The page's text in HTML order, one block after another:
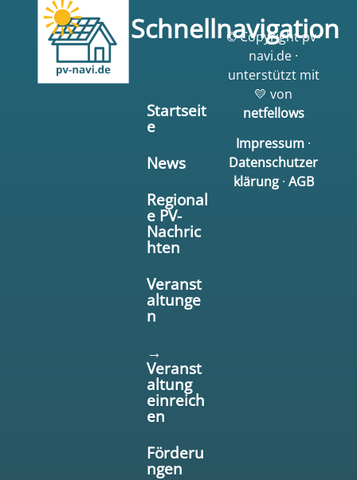
Schnellnavigation
Startseit
e
News
Regional
e PV-
Nachric
hten
Veranst
altunge
n
→
Veranst
altung
einreich
en
Förderu
ngen
© Copyright pv-
navi.de ·
unterstützt mit
💛 von
netfellows
Impressum ·
Datenschutzer
klärung· AGB